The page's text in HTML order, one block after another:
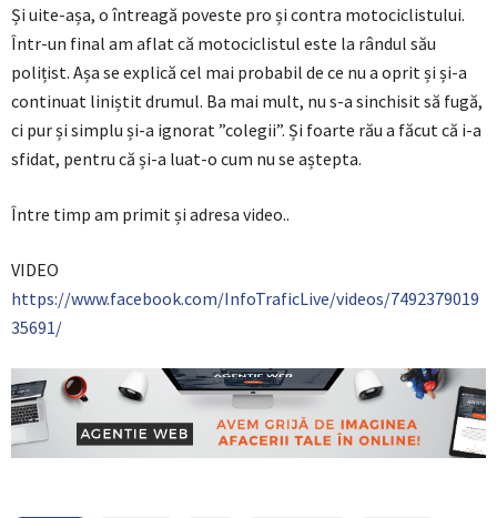
Și uite-așa, o întreagă poveste pro și contra motociclistului.
Într-un final am aflat că motociclistul este la rândul său
polițist. Așa se explică cel mai probabil de ce nu a oprit și și-a
continuat liniștit drumul. Ba mai mult, nu s-a sinchisit să fugă,
ci pur și simplu și-a ignorat ”colegii”. Și foarte rău a făcut că i-a
sfidat, pentru că și-a luat-o cum nu se aștepta.
Între timp am primit și adresa video..
VIDEO
https://www.facebook.com/InfoTraficLive/videos/7492379019
35691/